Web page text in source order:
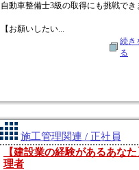
自動車整備士3級の取得にも挑戦でき
【お願いしたい...
続き
る
施工管理関連 / 正社員
【建設業の経験があるあな
理者